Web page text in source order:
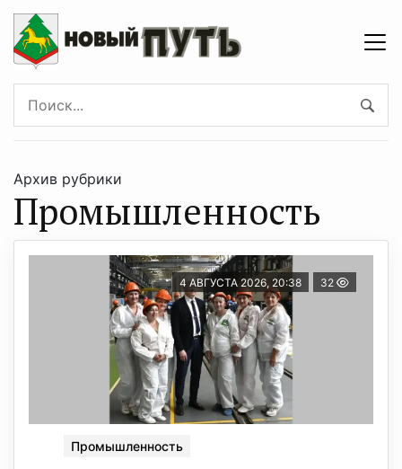
Архив рубрики
Промышленность
4 АВГУСТА 2026, 20:38 32
Промышленность